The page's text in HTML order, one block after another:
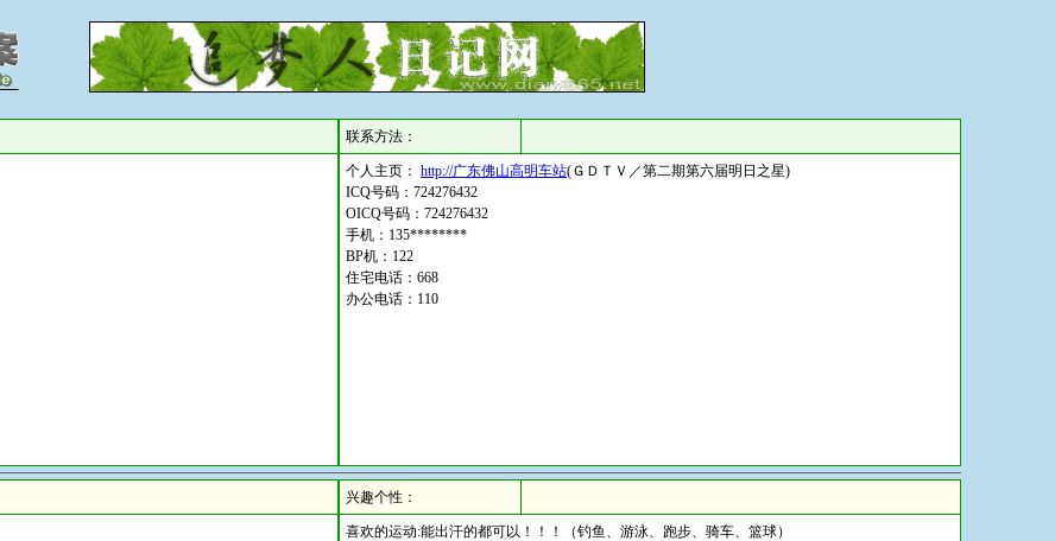
联系方法：
个人主页： http://广东佛山高明车站(ＧＤＴＶ／第二期第六届明日之星)
ICQ号码：724276432
OICQ号码：724276432
手机：135********
BP机：122
住宅电话：668
办公电话：110
兴趣个性：
喜欢的运动:能出汗的都可以！！！（钓鱼、游泳、跑步、骑车、篮球）